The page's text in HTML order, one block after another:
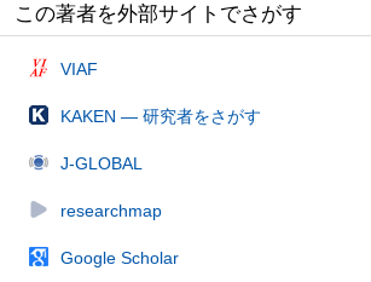
この著者を外部サイトでさがす
VIAF
KAKEN — 研究者をさがす
J-GLOBAL
researchmap
Google Scholar